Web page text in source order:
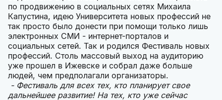
по продвижению в социальных сетях Михаила
Капустина, идею Университета новых профессий не
так просто было донести при помощи только лишь
электронных СМИ - интернет-порталов и
социальных сетей. Так и родился Фестиваль новых
профессий. Столь массовый выход на аудиторию
уже прошел в Ижевске и собрал даже больше
людей, чем предполагали организаторы.
- Фестиваль для всех тех, кто планирует свое
дальнейшее развитие! На тех, кто уже сейчас